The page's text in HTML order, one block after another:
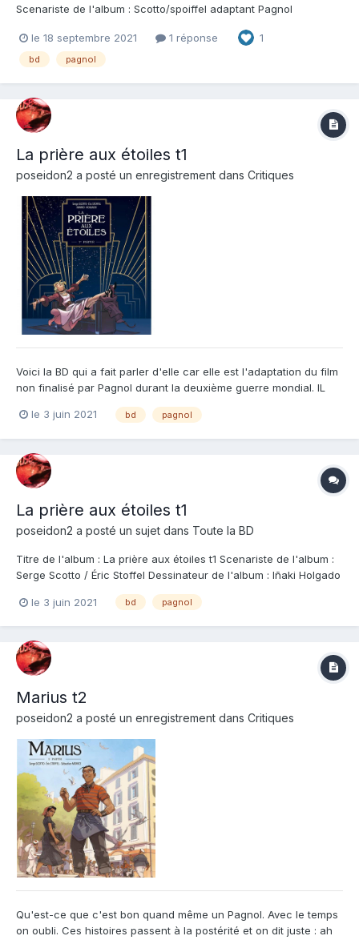
Scenariste de l'album : Scotto/spoiffel adaptant Pagnol
l'album : Grand Angle Note : Résumé de l'album : Papet !... La
source ! La source !... Elle s'est ar...
le 18 septembre 2021 1 réponse 1
bd pagnol
La prière aux étoiles t1
poseidon2 a posté un enregistrement dans Critiques
Voici la BD qui a fait parler d'elle car elle est l'adaptation du film
non finalisé par Pagnol durant la deuxième guerre mondial. IL
plutôt que de le transformer en propagande Nazi avant de
le 3 juin 2021 bd pagnol
La prière aux étoiles t1
poseidon2 a posté un sujet dans Toute la BD
Titre de l'album : La prière aux étoiles t1 Scenariste de l'album :
Serge Scotto / Éric Stoffel Dessinateur de l'album : Iñaki Holgado
: Résumé de l'album : Amante entretenue de Dominique, l’une
le 3 juin 2021 bd pagnol
Marius t2
poseidon2 a posté un enregistrement dans Critiques
Qu'est-ce que c'est bon quand même un Pagnol. Avec le temps
on oubli. Ces histoires passent à la postérité et on dit juste : ah